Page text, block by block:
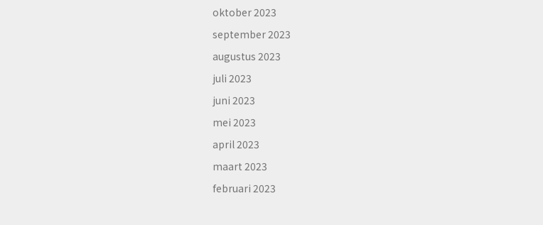
oktober 2023
september 2023
augustus 2023
juli 2023
juni 2023
mei 2023
april 2023
maart 2023
februari 2023